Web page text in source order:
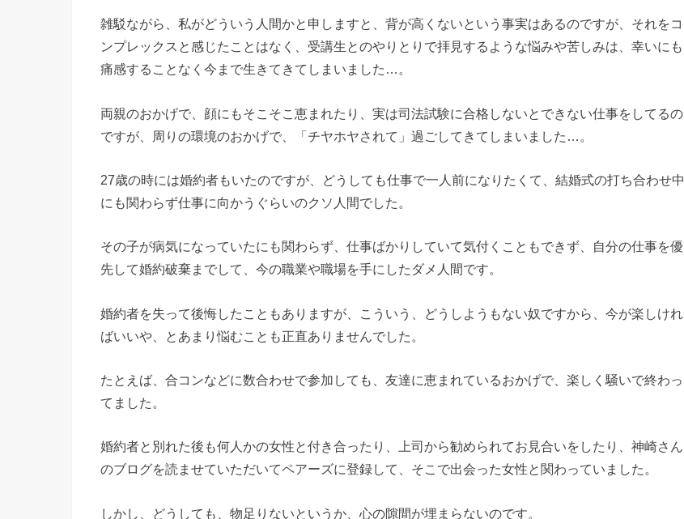
雑駁ながら、私がどういう人間かと申しますと、背が高くないという事実はあるのですが、それをコ
ンプレックスと感じたことはなく、受講生とのやりとりで拝見するような悩みや苦しみは、幸いにも
痛感することなく今まで生きてきてしまいました…。
両親のおかげで、顔にもそこそこ恵まれたり、実は司法試験に合格しないとできない仕事をしてるの
ですが、周りの環境のおかげで、「チヤホヤされて」過ごしてきてしまいました…。
27歳の時には婚約者もいたのですが、どうしても仕事で一人前になりたくて、結婚式の打ち合わせ中
にも関わらず仕事に向かうぐらいのクソ人間でした。
その子が病気になっていたにも関わらず、仕事ばかりしていて気付くこともできず、自分の仕事を優
先して婚約破棄までして、今の職業や職場を手にしたダメ人間です。
婚約者を失って後悔したこともありますが、こういう、どうしようもない奴ですから、今が楽しけれ
ばいいや、とあまり悩むことも正直ありませんでした。
たとえば、合コンなどに数合わせで参加しても、友達に恵まれているおかげで、楽しく騒いで終わっ
てました。
婚約者と別れた後も何人かの女性と付き合ったり、上司から勧められてお見合いをしたり、神崎さん
のブログを読ませていただいてペアーズに登録して、そこで出会った女性と関わっていました。
しかし、どうしても、物足りないというか、心の隙間が埋まらないのです。